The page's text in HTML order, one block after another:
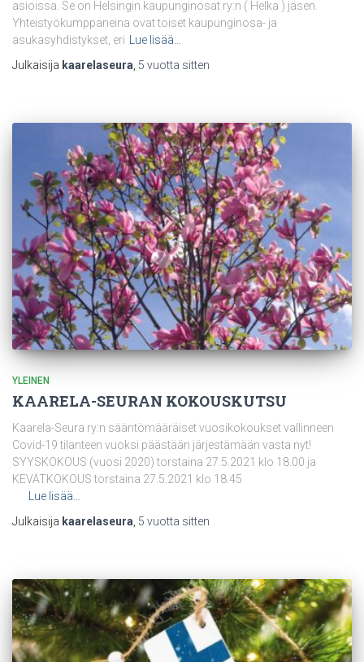
asioissa. Se on Helsingin kaupunginosat ry:n ( Helka ) jäsen.
Yhteistyökumppaneina ovat toiset kaupunginosa- ja
asukasyhdistykset, eri Lue lisää…
Julkaisija kaarelaseura, 5 vuotta sitten
YLEINEN
KAARELA-SEURAN KOKOUSKUTSU
Kaarela-Seura ry:n sääntömääräiset vuosikokoukset vallinneen
Covid-19 tilanteen vuoksi päästään järjestämään vasta nyt!
SYYSKOKOUS (vuosi 2020) torstaina 27.5.2021 klo 18.00 ja
KEVÄTKOKOUS torstaina 27.5.2021 klo 18.45
Lue lisää…
Julkaisija kaarelaseura 5 vuotta sitten